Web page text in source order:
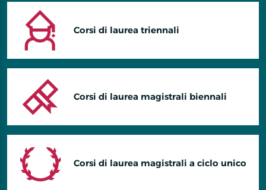
Corsi di laurea triennali
Corsi di laurea magistrali biennali
Corsi di laurea magistrali a ciclo unico